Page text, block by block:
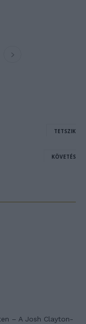
TETSZIK
KÖVETÉS
– A Josh Clayton-